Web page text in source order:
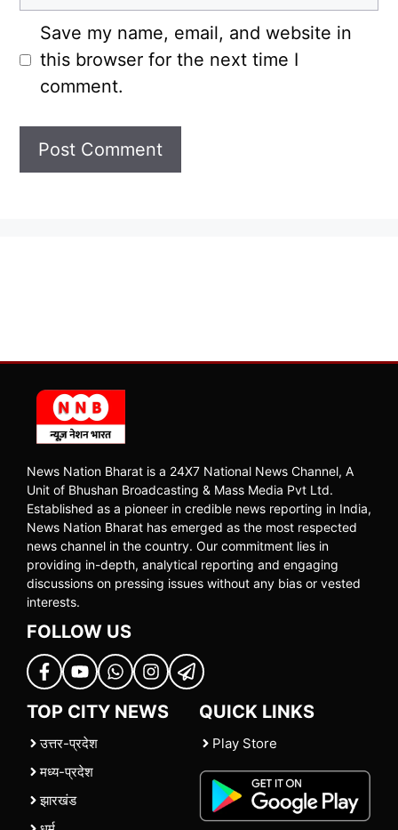
Save my name, email, and website in
this browser for the next time I
comment.
News Nation Bharat is a 24X7 National News Channel, A
Unit of Bhushan Broadcasting & Mass Media Pvt Ltd.
Established as a pioneer in credible news reporting in India,
News Nation Bharat has emerged as the most respected
news channel in the country. Our commitment lies in
providing in-depth, analytical reporting and engaging
discussions on pressing issues without any bias or vested
interests.
FOLLOW US
TOP CITY NEWS
उत्तर-प्रदेश
मध्य-प्रदेश
झारखंड
QUICK LINKS
Play Store